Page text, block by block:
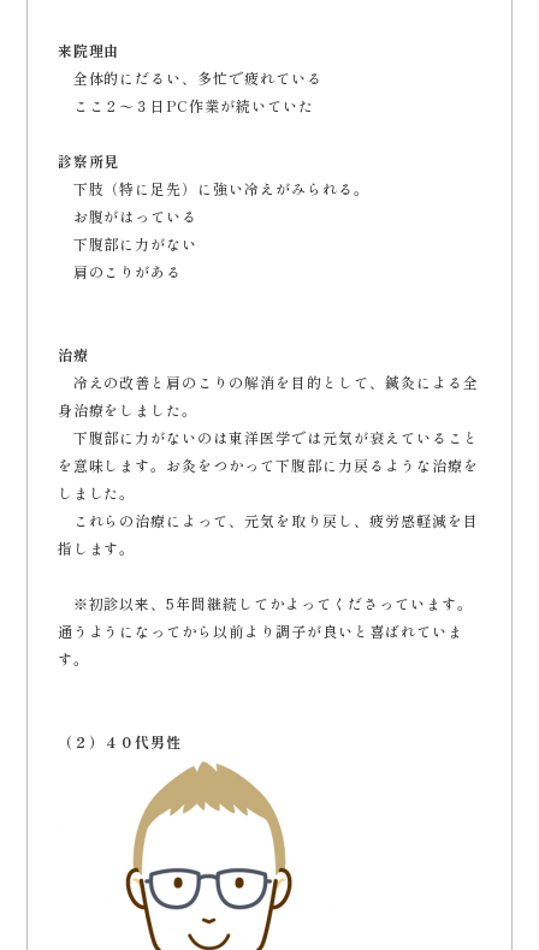
来院理由
全体的にだるい、多忙で疲れている
ここ２〜３日PC作業が続いていた
診察所見
下肢（特に足先）に強い冷えがみられる。
お腹がはっている
下腹部に力がない
肩のこりがある
治療
冷えの改善と肩のこりの解消を目的として、鍼灸による全
身治療をしました。
下腹部に力がないのは東洋医学では元気が衰えていること
を意味します。お灸をつかって下腹部に力戻るような治療を
しました。
これらの治療によって、元気を取り戻し、疲労感軽減を目
指します。
※初診以来、5年間継続してかよってくださっています。
通うようになってから以前より調子が良いと喜ばれていま
す。
（２）４０代男性